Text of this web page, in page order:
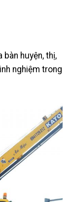
huyện, thị,
nghiệm trong